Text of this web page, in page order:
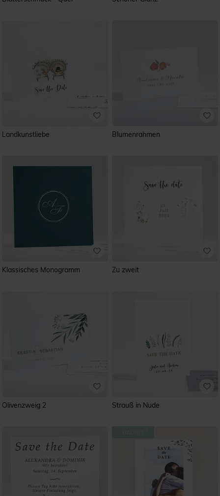
Landkunstliebe Blumenrahmen
Klassisches Monogramm Zu zweit
Olivenzweig 2 Strauß in Nude